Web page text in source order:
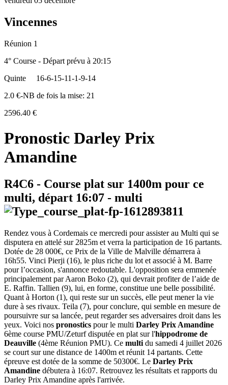
Vincennes
Réunion 1
4° Course - Départ prévu à 20:15
Quinte
16-6-15-11-1-9-14
2.0 €-NB de fois la mise: 21
2596.40 €
Pronostic Darley Prix
Amandine
R4C6 - Course plat sur 1400m pour ce
multi, départ 16:07 - multi
Rendez vous à Cordemais ce mercredi pour assister au Multi qui se
disputera en attelé sur 2825m et verra la participation de 16 partants.
Dotée de 28 000€, ce Prix de la Ville de Malville démarrera à
16h55. Vinci Pierji (16), le plus riche du lot et associé à M. Barre
pour l’occasion, s'annonce redoutable. L'opposition sera emmenée
principalement par Aaron Boko (2), qui devrait profiter de l’aide de
E. Raffin. Tallien (9), lui, en forme, constitue une belle possibilité.
Quant à Horton (1), qui reste sur un succès, elle peut mener la vie
dure à ses rivaux. Teila (7), pour conclure, qui semble en mesure de
poursuivre sur sa lancée, peut regarder ses adversaires droit dans les
yeux. Voici nos pronostics pour le multi Darley Prix Amandine
6ème course PMU/Zeturf disputée en plat sur l'hippodrome de
Deauville (4ème Réunion PMU). Ce multi du samedi 4 juillet 2026
se court sur une distance de 1400m et réunit 14 partants. Cette
épreuve est dotée de la somme de 50300€. Le Darley Prix
Amandine débutera à 16:07. Retrouvez les résultats et rapports du
Darley Prix Amandine après l'arrivée.